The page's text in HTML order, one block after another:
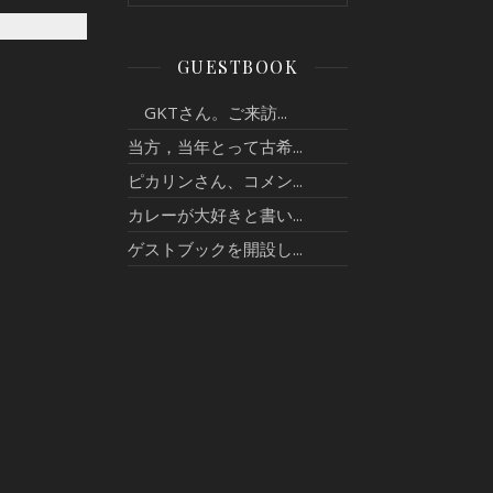
GUESTBOOK
GKTさん。ご来訪...
当方，当年とって古希...
ピカリンさん、コメン...
カレーが大好きと書い...
ゲストブックを開設し...